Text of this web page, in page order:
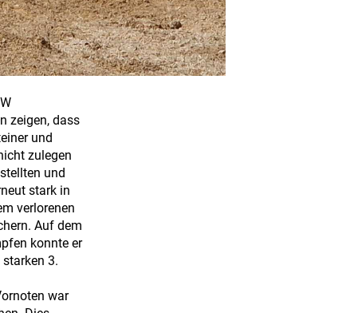
zeigen, dass
und
zulegen
und
stark in
verlorenen
Auf dem
konnte er
3.
war